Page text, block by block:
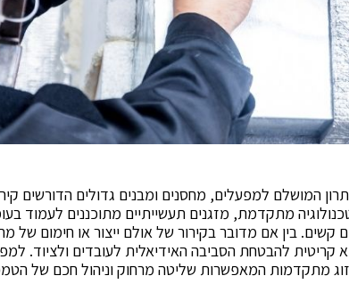
המושלם למפעלים, מחסנים ומבנים גדולים הדורשים
מתקדמת, מזגנים תעשייתיים מתוכננים לעמוד
קשים. בין אם מדובר בקירור של אולם ייצור או חימום של
קריטית להבטחת הסביבה האידיאלית לעובדים ולציוד.
מתקדמות המאפשרות שליטה מרחוק וניהול חכם של